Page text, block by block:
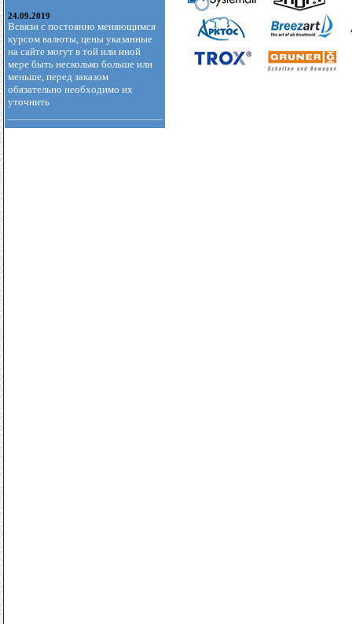
24.09.2019
Всвязи с постоянно меняющимся
курсом валюты, цены указанные
на сайте могут в той или иной
мере быть несколько больше или
меньше, перед заказом
обязательно необходимо их
уточнить